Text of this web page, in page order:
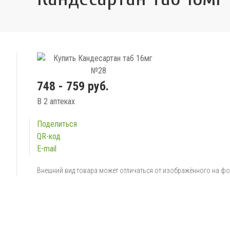
748 - 759 руб.
В 2 аптеках
Поделиться
QR-код
E-mail
Внешний вид товара может отличаться от изображённого на